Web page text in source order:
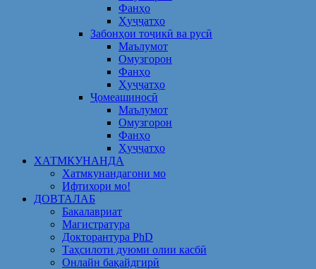
Фанҳо
Ҳуҷҷатҳо
Забонҳои тоҷикӣ ва русӣ
Маълумот
Омузгорон
Фанҳо
Ҳуҷҷатҳо
Ҷомеашиносӣ
Маълумот
Омузгорон
Фанҳо
Ҳуҷҷатҳо
ХАТМКУНАНДА
Хатмкунандагони мо
Ифтихори мо!
ДОВТАЛАБ
Бакалавриат
Магистратура
Докторантура PhD
Таҳсилоти дуюми олии касбӣ
Онлайн бақайдгирӣ